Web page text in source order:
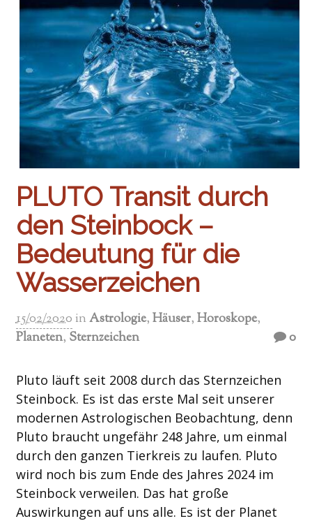
PLUTO Transit durch
den Steinbock –
Bedeutung für die
Wasserzeichen
15/02/2020 inAstrologie,Häuser,Horoskope,
Planeten, Sternzeichen 0
Pluto läuft seit 2008 durch das Sternzeichen
Steinbock. Es ist das erste Mal seit unserer
modernen Astrologischen Beobachtung, denn
Pluto braucht ungefähr 248 Jahre, um einmal
durch den ganzen Tierkreis zu laufen. Pluto
wird noch bis zum Ende des Jahres 2024 im
Steinbock verweilen. Das hat große
Auswirkungen auf uns alle. Es ist der Planet